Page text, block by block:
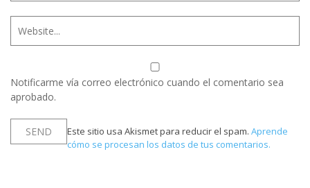
Notificarme vía correo electrónico cuando el comentario sea
aprobado.
Este sitio usa Akismet para reducir el spam. Aprende
cómo se procesan los datos de tus comentarios.